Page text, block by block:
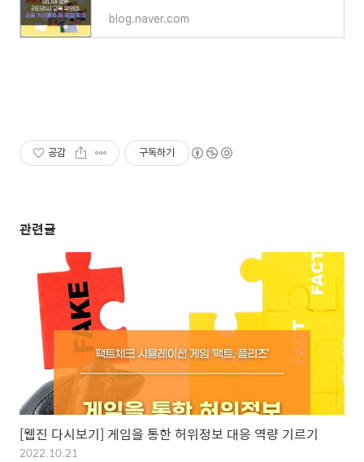
blog.naver.com
공감 구독하기
관련글
[웹진 다시보기] 게임을 통한 허위정보 대응 역량 기르기
2022.10.21